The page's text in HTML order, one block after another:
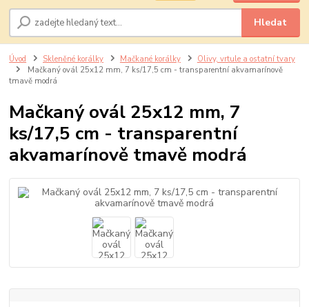
Hledat
Úvod Skleněné korálky Mačkané korálky
Olivy, vrtule a ostatní tvary
Mačkaný ovál 25x12 mm, 7 ks/17,5 cm - transparentní akvamarínově
tmavě modrá
Mačkaný ovál 25x12 mm, 7
ks/17,5 cm - transparentní
akvamarínově tmavě modrá